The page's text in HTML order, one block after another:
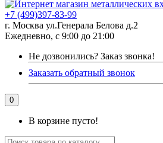
+7 (499)397-83-99
г. Москва ул.Генерала Белова д.2
Ежедневно, с 9:00 до 21:00
Не дозвонились? Заказ звонка!
Заказать обратный звонок
0
В корзине пусто!